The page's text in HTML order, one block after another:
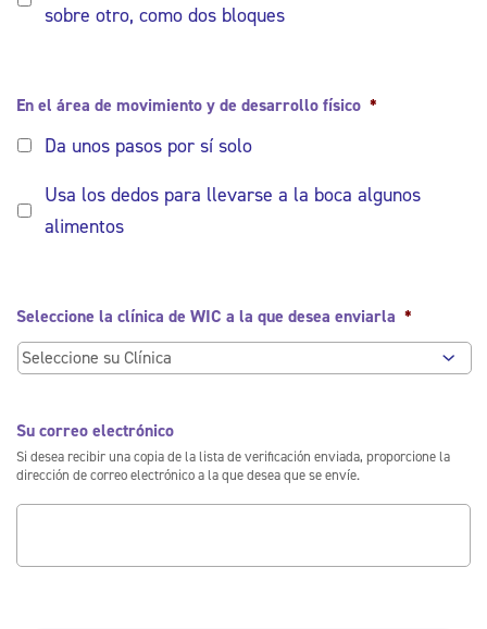
sobre otro, como dos bloques
En el área de movimiento y de desarrollo físico *
Da unos pasos por sí solo
Usa los dedos para llevarse a la boca algunos
alimentos
Seleccione la clínica de WIC a la que desea enviarla *
Su correo electrónico
Si desea recibir una copia de la lista de verificación enviada, proporcione la
dirección de correo electrónico a la que desea que se envíe.